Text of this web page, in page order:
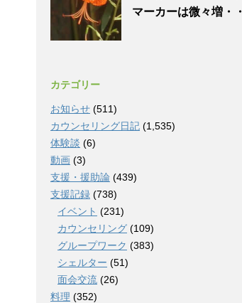
マーカーは微々増・・
カテゴリー
お知らせ (511)
カウンセリング日記 (1,535)
体験談 (6)
動画 (3)
支援・援助論 (439)
支援記録 (738)
イベント (231)
カウンセリング (109)
グループワーク (383)
シェルター (51)
面会交流 (26)
料理 (352)